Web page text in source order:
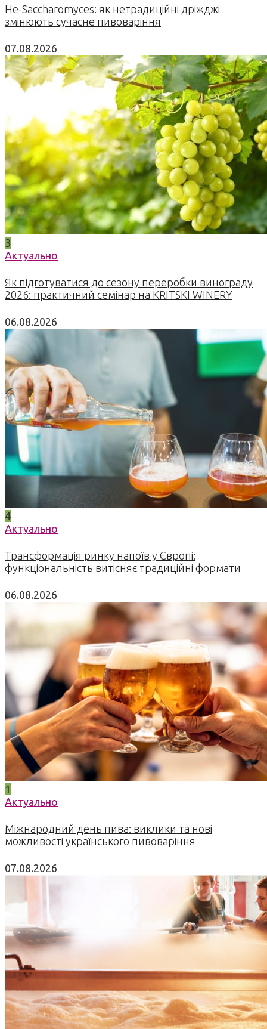
Не-Saccharomyces: як нетрадиційні дріжджі
змінюють сучасне пивоваріння
07.08.2026
3
Актуально
Як підготуватися до сезону переробки винограду
2026: практичний семінар на KRITSKI WINERY
06.08.2026
4
Актуально
Трансформація ринку напоїв у Європі:
функціональність витісняє традиційні формати
06.08.2026
1
Актуально
Міжнародний день пива: виклики та нові
можливості українського пивоваріння
07.08.2026